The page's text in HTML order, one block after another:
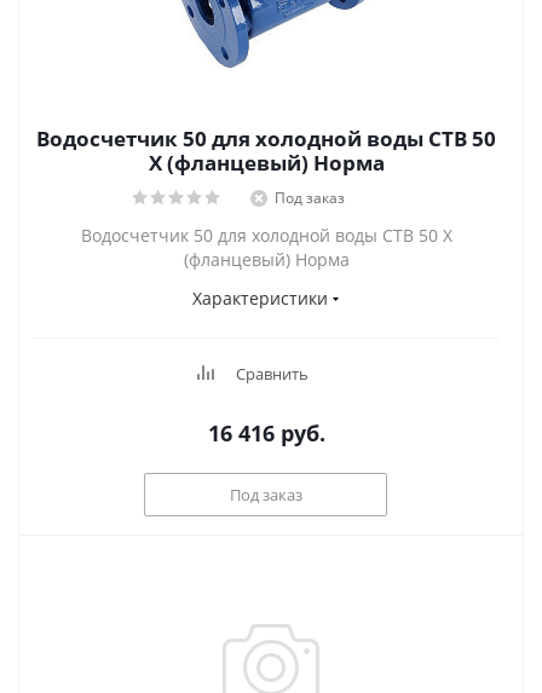
Водосчетчик 50 для холодной воды СТВ 50
Х (фланцевый) Норма
Под заказ
Водосчетчик 50 для холодной воды СТВ 50 Х
(фланцевый) Норма
Характеристики
Сравнить
16 416 руб.
Под заказ